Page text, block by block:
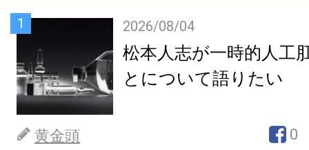
1 2026/08/04
松本人志が一時的人工
とについて語りたい
黄金頭 0